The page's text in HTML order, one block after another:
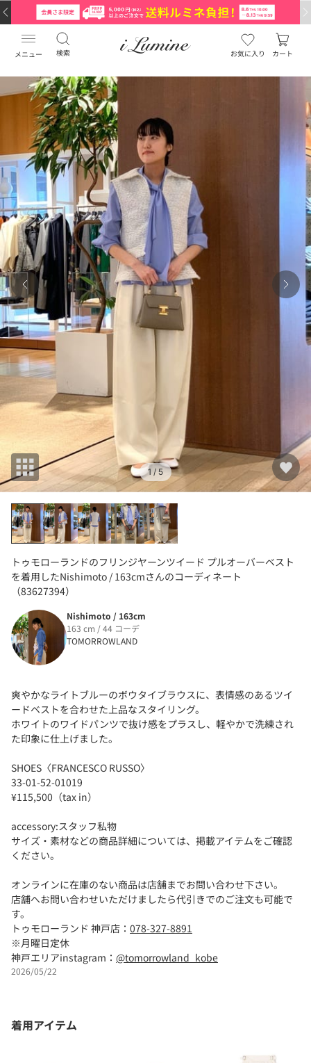
メニュー 検索 お気に入り カート
1 / 5
トゥモローランドのフリンジヤーンツイード プルオーバーベスト
を着用したNishimoto / 163cmさんのコーディネート
（83627394）
Nishimoto / 163cm
163 cm / 44 コーデ
TOMORROWLAND
爽やかなライトブルーのボウタイブラウスに、表情感のあるツイ
ードベストを合わせた上品なスタイリング。
ホワイトのワイドパンツで抜け感をプラスし、軽やかで洗練され
た印象に仕上げました。
SHOES〈FRANCESCO RUSSO〉
33-01-52-01019
¥115,500（tax in）
accessory:スタッフ私物
サイズ・素材などの商品詳細については、掲載アイテムをご確認
ください。
オンラインに在庫のない商品は店舗までお問い合わせ下さい。
店舗へお問い合わせいただけましたら代引きでのご注文も可能で
す。
トゥモローランド 神戸店： 078-327-8891
※月曜日定休
神戸エリアinstagram： @tomorrowland_kobe
2026/05/22
着用アイテム